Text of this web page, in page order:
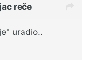
reče
uradio..